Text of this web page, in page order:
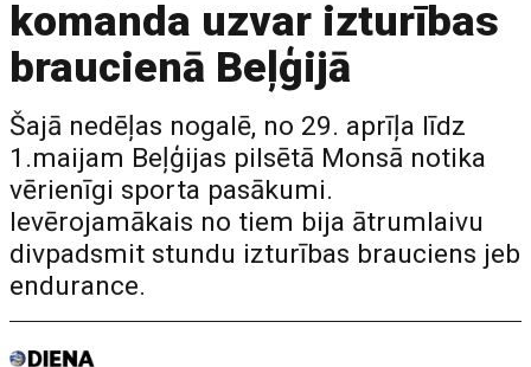
komanda uzvar izturības
braucienā Beļģijā
Šajā nedēļas nogalē, no 29. aprīļa līdz
1.maijam Beļģijas pilsētā Monsā notika
vērienīgi sporta pasākumi.
Ievērojamākais no tiem bija ātrumlaivu
divpadsmit stundu izturības brauciens jeb
endurance.